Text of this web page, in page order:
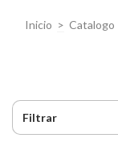
Inicio > Catalogo
Filtrar